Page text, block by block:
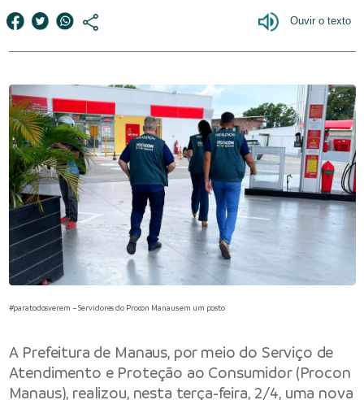
#paratodosverem – Servidores do Procon Manaus em um posto
A Prefeitura de Manaus, por meio do Serviço de
Atendimento e Proteção ao Consumidor (Procon
Manaus), realizou, nesta terça-feira, 2/4, uma nova